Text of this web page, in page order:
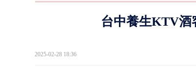
「疫
台中養生KTV酒
2025-02-28 18:36